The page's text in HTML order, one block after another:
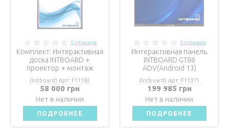
0 отзывов
Комплект: Интерактивная
доска INTBOARD +
проектор + монтаж
(Intboard) Арт: F11192
58 000 грн
Нет в наличии
ПОДРОБНЕЕ
0 отзывов
Интерактивная панель
INTBOARD GT86
ADV(Android 13)
(Intboard) Арт: F11371
199 985 грн
Нет в наличии
ПОДРОБНЕЕ